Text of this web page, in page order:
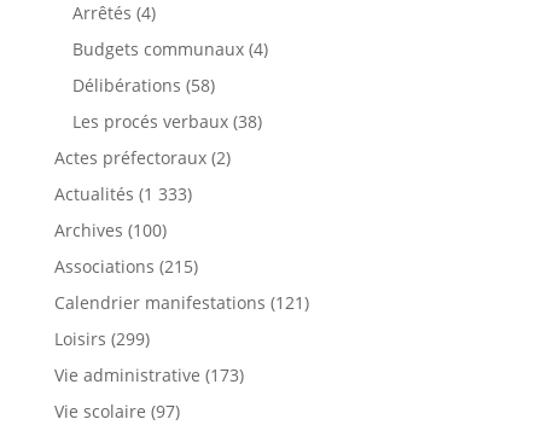
Arrêtés (4)
Budgets communaux(4)
Délibérations (58)
Les procés verbaux(38)
Actes préfectoraux(2)
Actualités (1 333)
Archives (100)
Associations (215)
Calendrier manifestations (121)
Loisirs (299)
Vie administrative (173)
Vie scolaire (97)